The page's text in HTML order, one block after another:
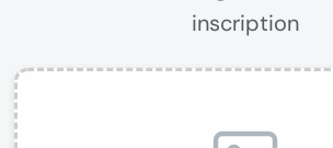
inscription